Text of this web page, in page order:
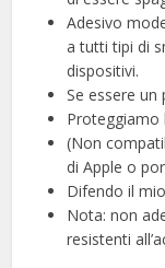
Adesivo
a tutti tipi di
dispositivi.
Se essere
Proteggiamo
(Non
di Apple o
Difendo il
Nota: non
resistenti